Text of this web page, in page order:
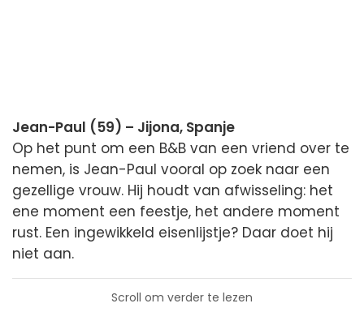
Jean-Paul (59) – Jijona, Spanje
Op het punt om een B&B van een vriend over te
nemen, is Jean-Paul vooral op zoek naar een
gezellige vrouw. Hij houdt van afwisseling: het
ene moment een feestje, het andere moment
rust. Een ingewikkeld eisenlijstje? Daar doet hij
niet aan.
Scroll om verder te lezen